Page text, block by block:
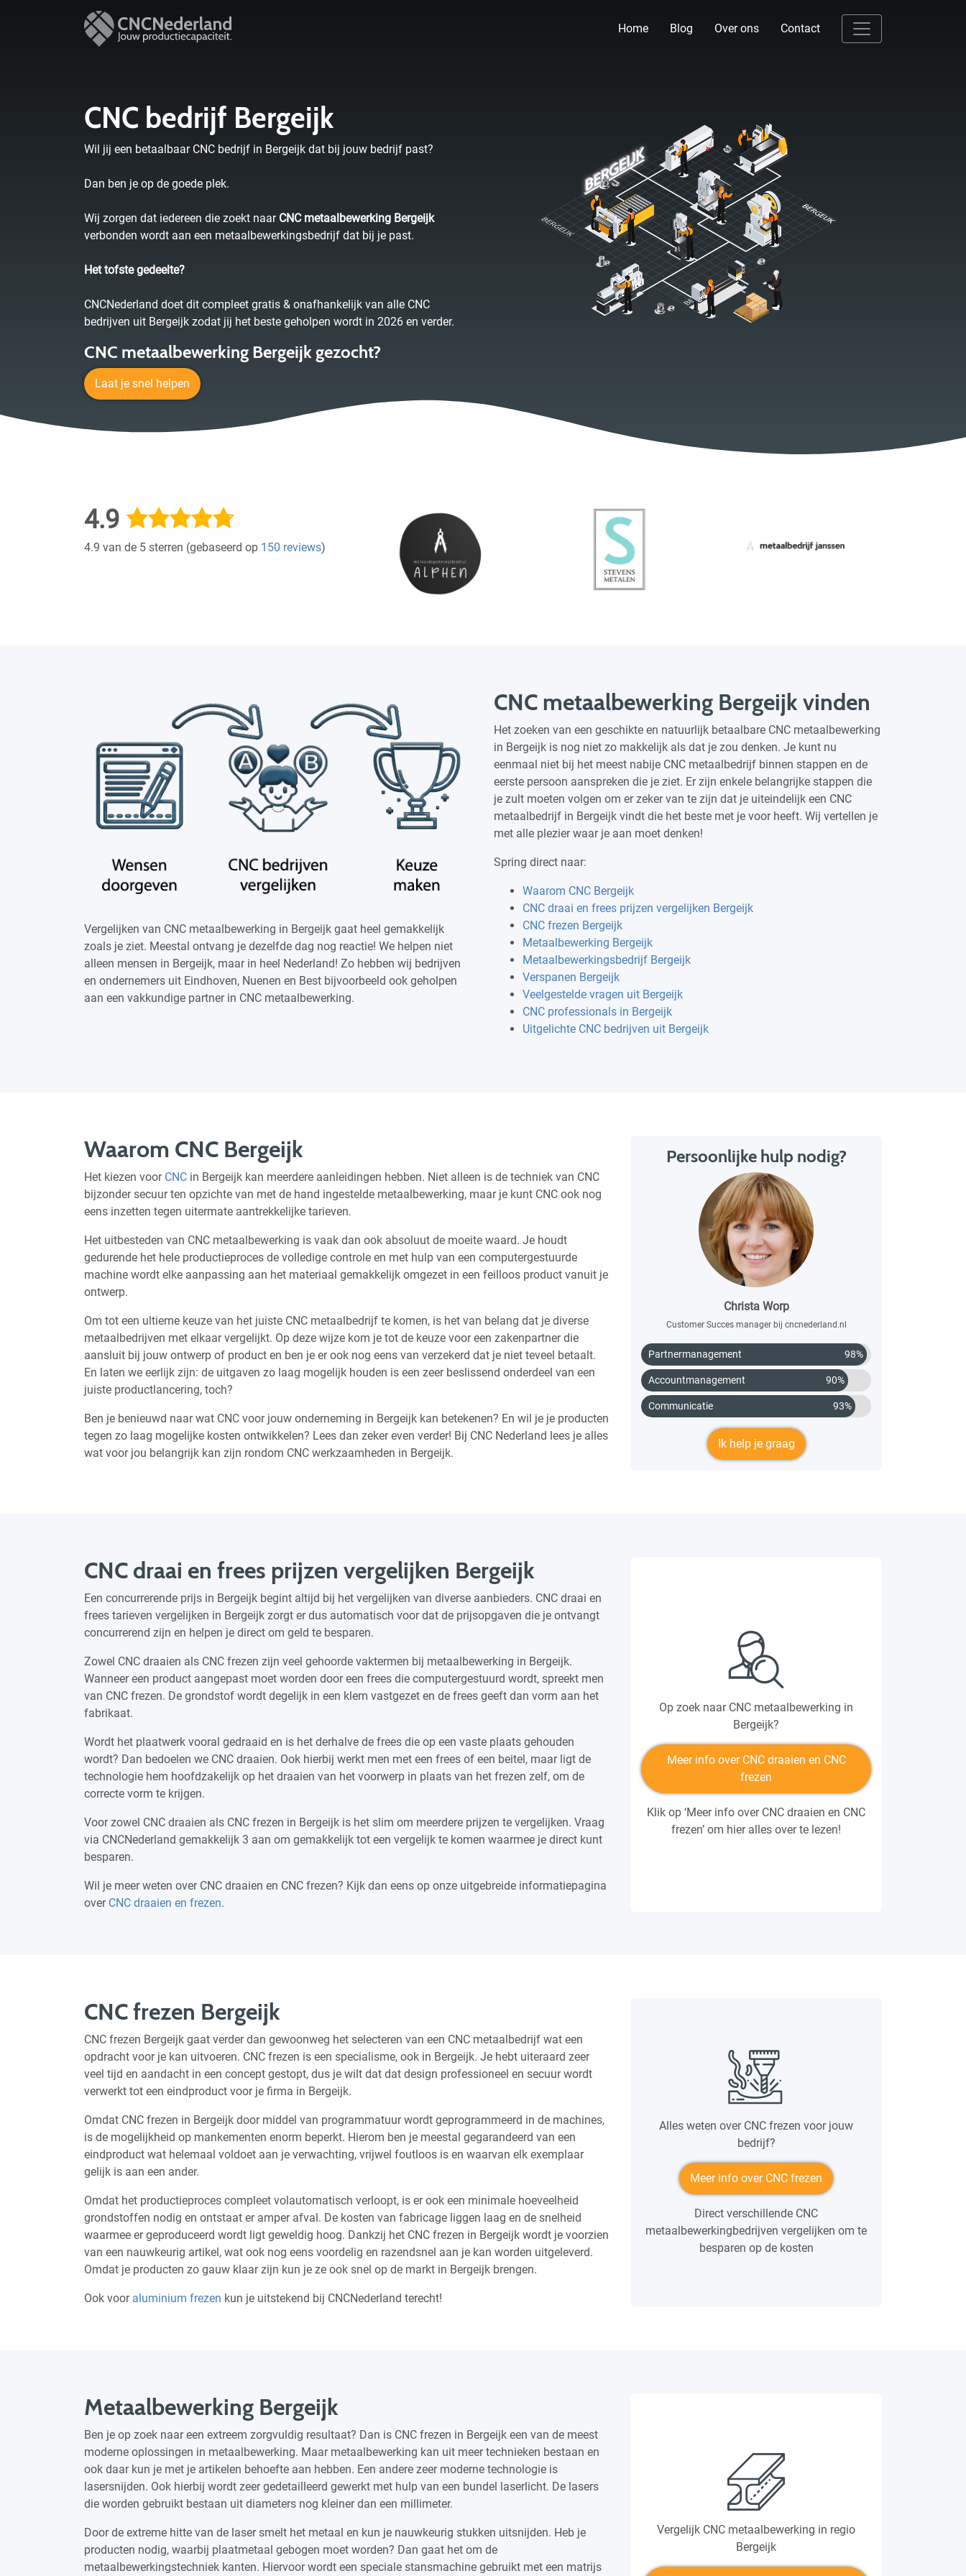
Home Blog Over ons Contact
CNC bedrijf Bergeijk
Wil jij een betaalbaar CNC bedrijf in Bergeijk dat bij jouw bedrijf past?
Dan ben je op de goede plek.
Wij zorgen dat iedereen die zoekt naar CNC metaalbewerking Bergeijk
verbonden wordt aan een metaalbewerkingsbedrijf dat bij je past.
Het tofste gedeelte?
CNCNederland doet dit compleet gratis & onafhankelijk van alle CNC
bedrijven uit Bergeijk zodat jij het beste geholpen wordt in 2026 en verder.
CNC metaalbewerking Bergeijk gezocht?
Laat je snel helpen
4.9
4.9 van de 5 sterren (gebaseerd op 150 reviews)
Vergelijken van CNC metaalbewerking in Bergeijk gaat heel gemakkelijk
zoals je ziet. Meestal ontvang je dezelfde dag nog reactie! We helpen niet
alleen mensen in Bergeijk, maar in heel Nederland! Zo hebben wij bedrijven
en ondernemers uit Eindhoven, Nuenen en Best bijvoorbeeld ook geholpen
aan een vakkundige partner in CNC metaalbewerking.
CNC metaalbewerking Bergeijk vinden
Het zoeken van een geschikte en natuurlijk betaalbare CNC metaalbewerking
in Bergeijk is nog niet zo makkelijk als dat je zou denken. Je kunt nu
eenmaal niet bij het meest nabije CNC metaalbedrijf binnen stappen en de
eerste persoon aanspreken die je ziet. Er zijn enkele belangrijke stappen die
je zult moeten volgen om er zeker van te zijn dat je uiteindelijk een CNC
metaalbedrijf in Bergeijk vindt die het beste met je voor heeft. Wij vertellen je
met alle plezier waar je aan moet denken!
Spring direct naar:
Waarom CNC Bergeijk
CNC draai en frees prijzen vergelijken Bergeijk
CNC frezen Bergeijk
Metaalbewerking Bergeijk
Metaalbewerkingsbedrijf Bergeijk
Verspanen Bergeijk
Veelgestelde vragen uit Bergeijk
CNC professionals in Bergeijk
Uitgelichte CNC bedrijven uit Bergeijk
Waarom CNC Bergeijk
Het kiezen voor CNC in Bergeijk kan meerdere aanleidingen hebben. Niet alleen is de techniek van CNC
bijzonder secuur ten opzichte van met de hand ingestelde metaalbewerking, maar je kunt CNC ook nog
eens inzetten tegen uitermate aantrekkelijke tarieven.
Het uitbesteden van CNC metaalbewerking is vaak dan ook absoluut de moeite waard. Je houdt
gedurende het hele productieproces de volledige controle en met hulp van een computergestuurde
machine wordt elke aanpassing aan het materiaal gemakkelijk omgezet in een feilloos product vanuit je
ontwerp.
Om tot een ultieme keuze van het juiste CNC metaalbedrijf te komen, is het van belang dat je diverse
metaalbedrijven met elkaar vergelijkt. Op deze wijze kom je tot de keuze voor een zakenpartner die
aansluit bij jouw ontwerp of product en ben je er ook nog eens van verzekerd dat je niet teveel betaalt.
En laten we eerlijk zijn: de uitgaven zo laag mogelijk houden is een zeer beslissend onderdeel van een
juiste productlancering, toch?
Ben je benieuwd naar wat CNC voor jouw onderneming in Bergeijk kan betekenen? En wil je je producten
tegen zo laag mogelijke kosten ontwikkelen? Lees dan zeker even verder! Bij CNC Nederland lees je alles
wat voor jou belangrijk kan zijn rondom CNC werkzaamheden in Bergeijk.
Persoonlijke hulp nodig?
Christa Worp
Customer Succes manager bij cncnederland.nl
Partnermanagement 98%
Accountmanagement 90%
Communicatie 93%
Ik help je graag
CNC draai en frees prijzen vergelijken Bergeijk
Een concurrerende prijs in Bergeijk begint altijd bij het vergelijken van diverse aanbieders. CNC draai en
frees tarieven vergelijken in Bergeijk zorgt er dus automatisch voor dat de prijsopgaven die je ontvangt
concurrerend zijn en helpen je direct om geld te besparen.
Zowel CNC draaien als CNC frezen zijn veel gehoorde vaktermen bij metaalbewerking in Bergeijk.
Wanneer een product aangepast moet worden door een frees die computergestuurd wordt, spreekt men
van CNC frezen. De grondstof wordt degelijk in een klem vastgezet en de frees geeft dan vorm aan het
fabrikaat.
Wordt het plaatwerk vooral gedraaid en is het derhalve de frees die op een vaste plaats gehouden
wordt? Dan bedoelen we CNC draaien. Ook hierbij werkt men met een frees of een beitel, maar ligt de
technologie hem hoofdzakelijk op het draaien van het voorwerp in plaats van het frezen zelf, om de
correcte vorm te krijgen.
Voor zowel CNC draaien als CNC frezen in Bergeijk is het slim om meerdere prijzen te vergelijken. Vraag
via CNCNederland gemakkelijk 3 aan om gemakkelijk tot een vergelijk te komen waarmee je direct kunt
besparen.
Wil je meer weten over CNC draaien en CNC frezen? Kijk dan eens op onze uitgebreide informatiepagina
over CNC draaien en frezen.
Op zoek naar CNC metaalbewerking in
Bergeijk?
Meer info over CNC draaien en CNC
frezen
Klik op ‘Meer info over CNC draaien en CNC
frezen’ om hier alles over te lezen!
CNC frezen Bergeijk
CNC frezen Bergeijk gaat verder dan gewoonweg het selecteren van een CNC metaalbedrijf wat een
opdracht voor je kan uitvoeren. CNC frezen is een specialisme, ook in Bergeijk. Je hebt uiteraard zeer
veel tijd en aandacht in een concept gestopt, dus je wilt dat dat design professioneel en secuur wordt
verwerkt tot een eindproduct voor je firma in Bergeijk.
Omdat CNC frezen in Bergeijk door middel van programmatuur wordt geprogrammeerd in de machines,
is de mogelijkheid op mankementen enorm beperkt. Hierom ben je meestal gegarandeerd van een
eindproduct wat helemaal voldoet aan je verwachting, vrijwel foutloos is en waarvan elk exemplaar
gelijk is aan een ander.
Omdat het productieproces compleet volautomatisch verloopt, is er ook een minimale hoeveelheid
grondstoffen nodig en ontstaat er amper afval. De kosten van fabricage liggen laag en de snelheid
waarmee er geproduceerd wordt ligt geweldig hoog. Dankzij het CNC frezen in Bergeijk wordt je voorzien
van een nauwkeurig artikel, wat ook nog eens voordelig en razendsnel aan je kan worden uitgeleverd.
Omdat je producten zo gauw klaar zijn kun je ze ook snel op de markt in Bergeijk brengen.
Ook voor aluminium frezen kun je uitstekend bij CNCNederland terecht!
Alles weten over CNC frezen voor jouw
bedrijf?
Meer info over CNC frezen
Direct verschillende CNC
metaalbewerkingbedrijven vergelijken om te
besparen op de kosten
Metaalbewerking Bergeijk
Ben je op zoek naar een extreem zorgvuldig resultaat? Dan is CNC frezen in Bergeijk een van de meest
moderne oplossingen in metaalbewerking. Maar metaalbewerking kan uit meer technieken bestaan en
ook daar kun je met je artikelen behoefte aan hebben. Een andere zeer moderne technologie is
lasersnijden. Ook hierbij wordt zeer gedetailleerd gewerkt met hulp van een bundel laserlicht. De lasers
die worden gebruikt bestaan uit diameters nog kleiner dan een millimeter.
Door de extreme hitte van de laser smelt het metaal en kun je nauwkeurig stukken uitsnijden. Heb je
producten nodig, waarbij plaatmetaal gebogen moet worden? Dan gaat het om de
metaalbewerkingstechniek kanten. Hiervoor wordt een speciale stansmachine gebruikt met een matrijs
Vergelijk CNC metaalbewerking in regio
Bergeijk